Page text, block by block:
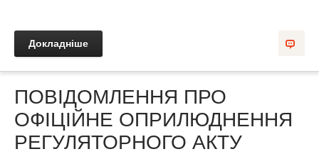
Докладніше
ПОВІДОМЛЕННЯ ПРО
ОФІЦІЙНЕ ОПРИЛЮДНЕННЯ
РЕГУЛЯТОРНОГО АКТУ